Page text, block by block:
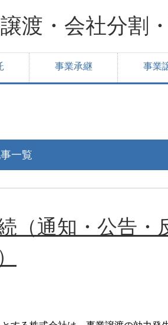
渡・会社分割
事業承継 事業
一覧
（通知・公告・